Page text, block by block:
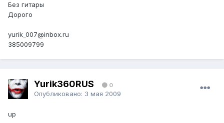
Без гитары
Дорого
yurik_007@inbox.ru
385009799
Yurik360RUS 0
Опубликовано: 3 мая 2009
up